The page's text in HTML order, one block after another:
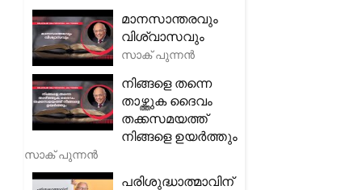
മാനസാന്തരവും
വിശ്വാസവും
സാക് പുന്നൻ
നിങ്ങളെ തന്നെ
താഴ്ത്തുക ദൈവം
തക്കസമയത്ത്
നിങ്ങളെ ഉയർത്തും
സാക് പുന്നൻ
പരിശുദ്ധാത്മാവിന്